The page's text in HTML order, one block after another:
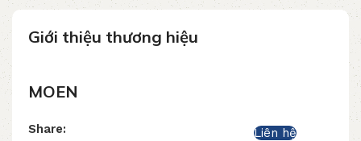
Giới thiệu thương hiệu
MOEN
Share: Liên hệ